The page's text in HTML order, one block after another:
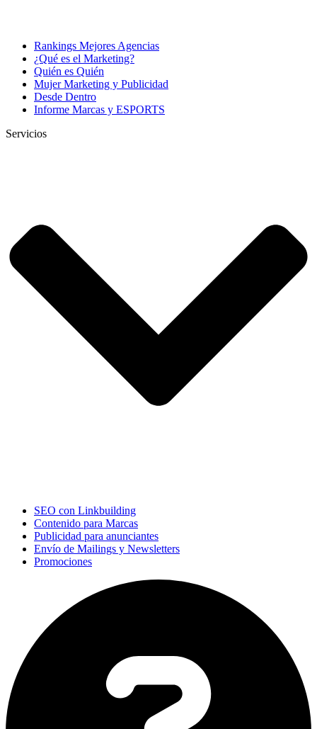
Rankings Mejores Agencias
¿Qué es el Marketing?
Quién es Quién
Mujer Marketing y Publicidad
Desde Dentro
Informe Marcas y ESPORTS
Servicios
SEO con Linkbuilding
Contenido para Marcas
Publicidad para anunciantes
Envío de Mailings y Newsletters
Promociones